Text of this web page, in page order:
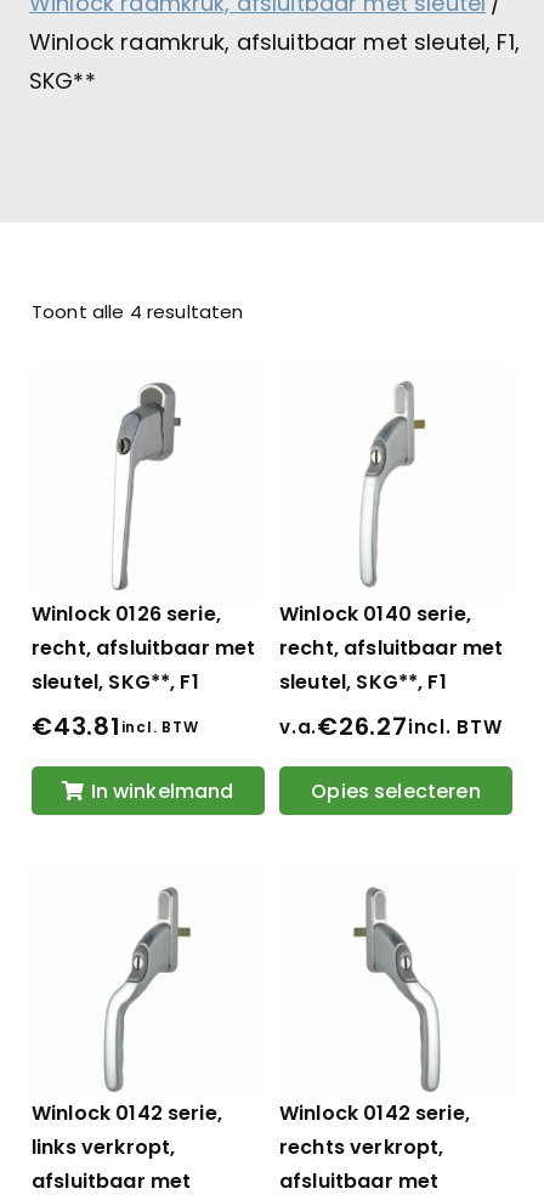
Winlock raamkruk, afsluitbaar met sleutel, F1,
SKG**
Toont alle 4 resultaten
Winlock 0126 serie,
recht, afsluitbaar met
sleutel, SKG**, F1
€43.81 incl. BTW
In winkelmand
Winlock 0140 serie,
recht, afsluitbaar met
sleutel, SKG**, F1
v.a.€26.27incl. BTW
Opies selecteren
Winlock 0142 serie,
links verkropt,
afsluitbaar met
Winlock 0142 serie,
rechts verkropt,
afsluitbaar met